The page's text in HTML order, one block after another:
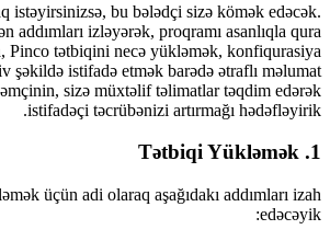
istəyirsinizsə, bu bələdçi sizə kömək edəcək.
addımları izləyərək, proqramı asanlıqla qura
Pinco tətbiqini necə yükləmək, konfiqurasiya
şəkildə istifadə etmək barədə ətraflı məlumat
sizə müxtəlif təlimatlar təqdim edərək
istifadəçi təcrübənizi artırmağı hədəfləyirik.
1. Tətbiqi Yükləmək
üçün adi olaraq aşağıdakı addımları izah
edəcəyik: